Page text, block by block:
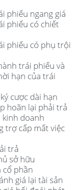
phiếu ngang giá
phiếu có chiết
phiếu có phụ trội
trái phiếu và
hạn của trái
cược dài hạn
hoãn lại phải trả
kinh doanh
trợ cấp mất việc
trả
sở hữu
cổ phần
giá lại tài sản